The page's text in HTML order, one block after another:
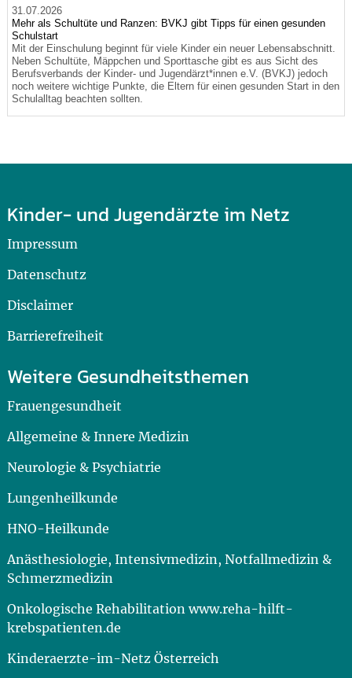
31.07.2026
Mehr als Schultüte und Ranzen: BVKJ gibt Tipps für einen gesunden
Schulstart
Mit der Einschulung beginnt für viele Kinder ein neuer Lebensabschnitt.
Neben Schultüte, Mäppchen und Sporttasche gibt es aus Sicht des
Berufsverbands der Kinder- und Jugendärzt*innen e.V. (BVKJ) jedoch
noch weitere wichtige Punkte, die Eltern für einen gesunden Start in den
Schulalltag beachten sollten.
Kinder- und Jugendärzte im Netz
Impressum
Datenschutz
Disclaimer
Barrierefreiheit
Weitere Gesundheitsthemen
Frauengesundheit
Allgemeine & Innere Medizin
Neurologie & Psychiatrie
Lungenheilkunde
HNO-Heilkunde
Anästhesiologie, Intensivmedizin, Notfallmedizin &
Schmerzmedizin
Onkologische Rehabilitation www.reha-hilft-
krebspatienten.de
Kinderaerzte-im-Netz Österreich